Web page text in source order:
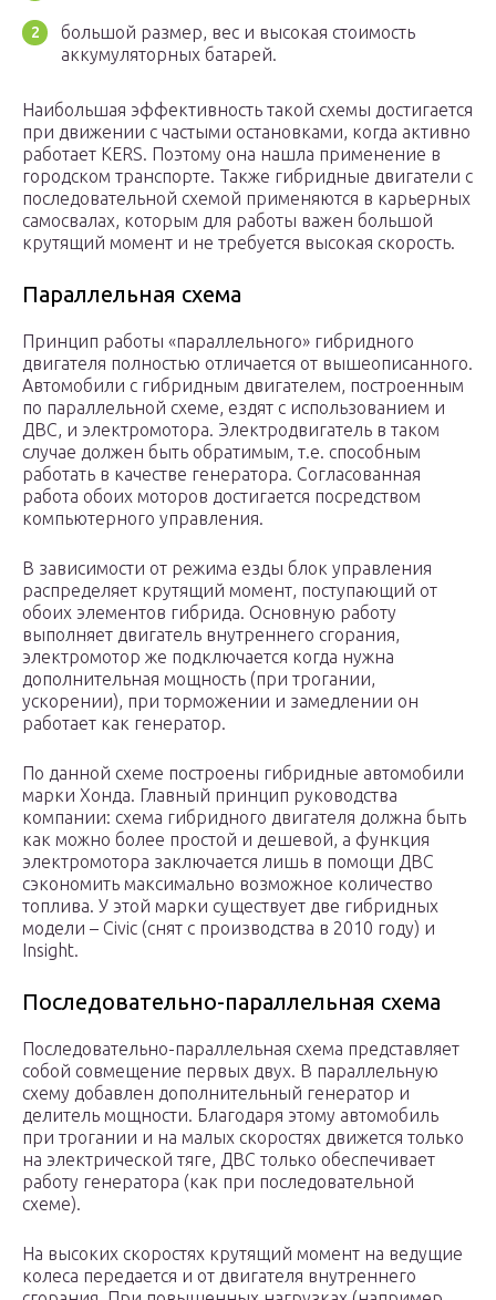
большой размер, вес и высокая стоимость
аккумуляторных батарей.
Наибольшая эффективность такой схемы достигается
при движении с частыми остановками, когда активно
работает KERS. Поэтому она нашла применение в
городском транспорте. Также гибридные двигатели с
последовательной схемой применяются в карьерных
самосвалах, которым для работы важен большой
крутящий момент и не требуется высокая скорость.
Параллельная схема
Принцип работы «параллельного» гибридного
двигателя полностью отличается от вышеописанного.
Автомобили с гибридным двигателем, построенным
по параллельной схеме, ездят с использованием и
ДВС, и электромотора. Электродвигатель в таком
случае должен быть обратимым, т.е. способным
работать в качестве генератора. Согласованная
работа обоих моторов достигается посредством
компьютерного управления.
В зависимости от режима езды блок управления
распределяет крутящий момент, поступающий от
обоих элементов гибрида. Основную работу
выполняет двигатель внутреннего сгорания,
электромотор же подключается когда нужна
дополнительная мощность (при трогании,
ускорении), при торможении и замедлении он
работает как генератор.
По данной схеме построены гибридные автомобили
марки Хонда. Главный принцип руководства
компании: схема гибридного двигателя должна быть
как можно более простой и дешевой, а функция
электромотора заключается лишь в помощи ДВС
сэкономить максимально возможное количество
топлива. У этой марки существует две гибридных
модели – Civic (снят с производства в 2010 году) и
Insight.
Последовательно-параллельная схема
Последовательно-параллельная схема представляет
собой совмещение первых двух. В параллельную
схему добавлен дополнительный генератор и
делитель мощности. Благодаря этому автомобиль
при трогании и на малых скоростях движется только
на электрической тяге, ДВС только обеспечивает
работу генератора (как при последовательной
схеме).
На высоких скоростях крутящий момент на ведущие
колеса передается и от двигателя внутреннего